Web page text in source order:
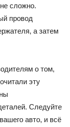
сложно.
провод
а затем
о том,
эту
Следуйте
авто, и всё